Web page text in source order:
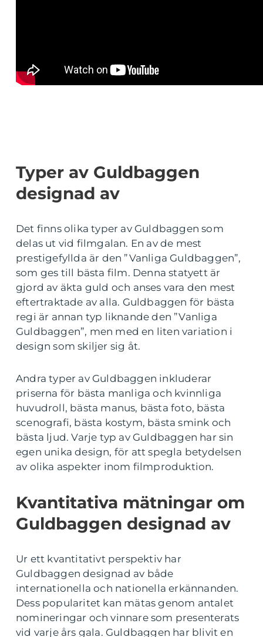
Typer av Guldbaggen
designad av
Det finns olika typer av Guldbaggen som
delas ut vid filmgalan. En av de mest
prestigefyllda är den ”Vanliga Guldbaggen”,
som ges till bästa film. Denna statyett är
gjord av äkta guld och anses vara den mest
eftertraktade av alla. Guldbaggen för bästa
regi är annan typ liknande den ”Vanliga
Guldbaggen”, men med en liten variation i
design som skiljer sig åt.
Andra typer av Guldbaggen inkluderar
priserna för bästa manliga och kvinnliga
huvudroll, bästa manus, bästa foto, bästa
scenografi, bästa kostym, bästa smink och
bästa ljud. Varje typ av Guldbaggen har sin
egen unika design, för att spegla betydelsen
av olika aspekter inom filmproduktion.
Kvantitativa mätningar om
Guldbaggen designad av
Ur ett kvantitativt perspektiv har
Guldbaggen designad av både
internationella och nationella erkännanden.
Dess popularitet kan mätas genom antalet
nomineringar och vinnare som presenterats
vid varje års gala. Guldbaggen har blivit en